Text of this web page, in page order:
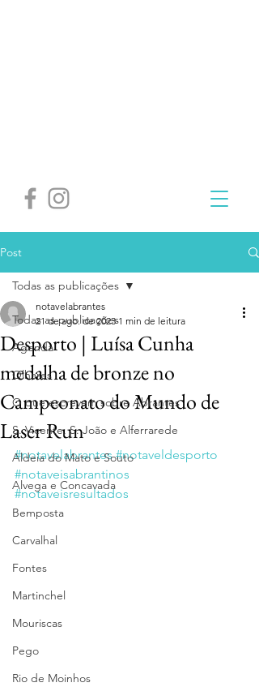
Post
Todas as publicações
Agenda
Olhares
O que escrevem sobre Abrantes
S. Vicente, S. João e Alferrarede
Aldeia do Mato e Souto
Alvega e Concavada
Bemposta
Carvalhal
Fontes
Martinchel
Mouriscas
Pego
Rio de Moinhos
Todas as publicações
Desporto | Luísa Cunha
medalha de bronze no
Campeonato do Mundo de
Laser Run
notavelabrantes
21 de ago. de 2023 1 min de leitura
#notavelabrantes #notaveldesporto
#notaveisabrantinos
#notaveisresultados